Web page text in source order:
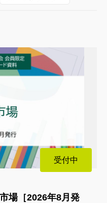
受付中
場［2026年8月発